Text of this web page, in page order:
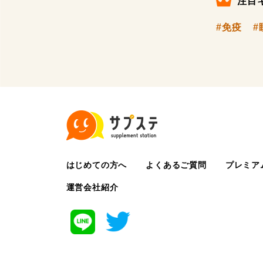
#免疫 #
はじめての方へ よくあるご質問 プレミア
運営会社紹介